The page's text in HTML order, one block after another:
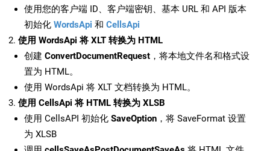
使用您的客户端 ID、客户端密钥、基本 URL 和 API 版本
初始化 WordsApi 和 CellsApi
使用 WordsApi 将 XLT 转换为 HTML
创建 ConvertDocumentRequest ，将本地文件名和格式设
置为 HTML。
使用 WordsApi 将 XLT 文档转换为 HTML。
使用 CellsApi 将 HTML 转换为 XLSB
使用 CellsAPI 初始化 SaveOption ，将 SaveFormat 设置
为 XLSB